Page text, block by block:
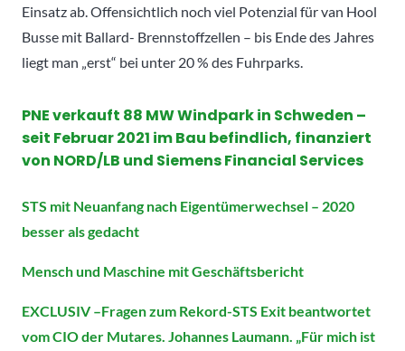
Einsatz ab. Offensichtlich noch viel Potenzial für van Hool
Busse mit Ballard- Brennstoffzellen – bis Ende des Jahres
liegt man „erst“ bei unter 20 % des Fuhrparks.
PNE verkauft 88 MW Windpark in Schweden –
seit Februar 2021 im Bau befindlich, finanziert
von NORD/LB und Siemens Financial Services
STS mit Neuanfang nach Eigentümerwechsel – 2020
besser als gedacht
Mensch und Maschine mit Geschäftsbericht
EXCLUSIV –Fragen zum Rekord-STS Exit beantwortet
vom CIO der Mutares. Johannes Laumann. „Für mich ist